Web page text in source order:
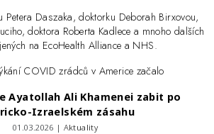
Petera Daszaka, doktorku Deborah Birxovou,
doktora Roberta Kadlece a mnoho dalších
na EcoHealth Alliance a NHS.
COVID zrádců v Americe začalo
Ayatollah Ali Khamenei zabit po
Izraelském zásahu
01.03.2026 | Aktuality